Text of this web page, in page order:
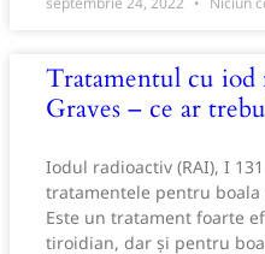
Tratamentul cu iod
Graves – ce ar
Iodul radioactiv (RAI), I
tratamentele pentru
Este un tratament foarte
tiroidian, dar și pentru